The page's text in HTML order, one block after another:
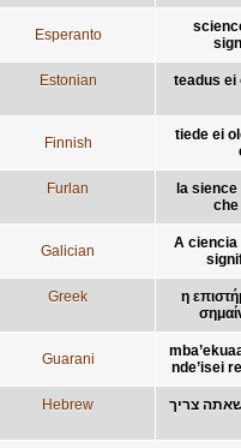
Esperanto
Estonian
teadus ei
Finnish
tiede ei
Furlan
la sience
che
Galician
A ciencia
Greek
η
Guarani
nde’isei
Hebrew
צריך